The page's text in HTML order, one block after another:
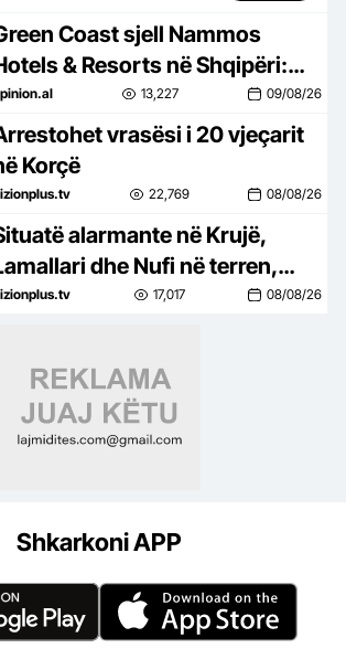
Coast sjell Nammos
& Resorts në Shqipëri:
i ri lifestyle
13,227 09/08/26
vrasësi i 20 vjeçarit
Korçë
22,769 08/08/26
alarmante në Krujë,
dhe Nufi në terren,
banorëve pë evakuim
17,017 08/08/26
Shkarkoni APP